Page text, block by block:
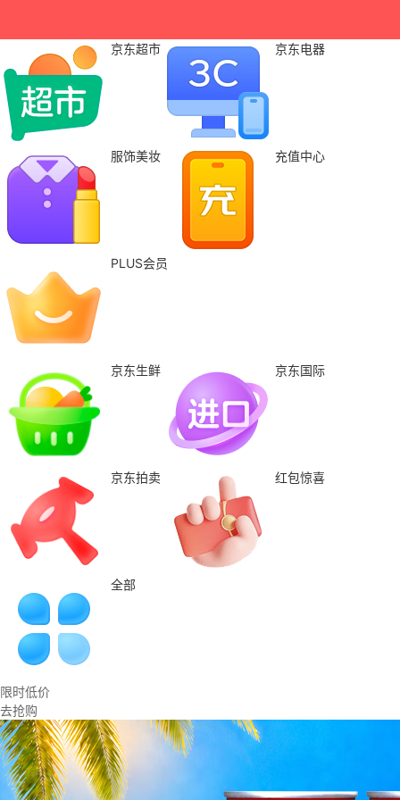
京东超市 京东电器
服饰美妆 充值中心
PLUS会员
京东生鲜 京东国际
京东拍卖 红包惊喜
全部
限时低价
去抢购